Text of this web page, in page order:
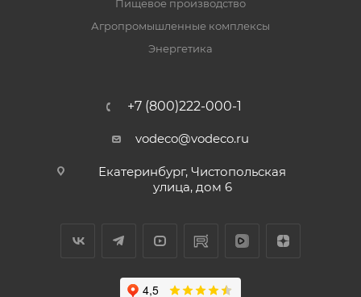
Пищевое производство
Агропромышленные комплексы
Энергетика
+7 (800)222-000-1
vodeco@vodeco.ru
Екатеринбург, Чистопольская
улица, дом 6